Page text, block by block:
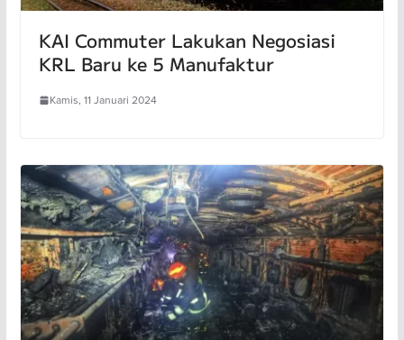
KAI Commuter Lakukan Negosiasi
KRL Baru ke 5 Manufaktur
Kamis, 11 Januari 2024